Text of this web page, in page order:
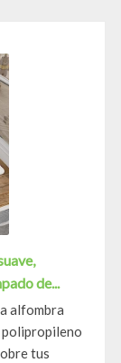
de...
alfombra
polipropileno
tus